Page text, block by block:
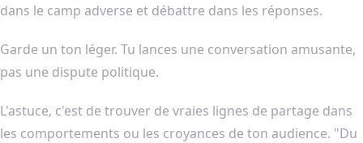
dans le camp adverse et débattre dans les réponses.
Garde un ton léger. Tu lances une conversation amusante,
pas une dispute politique.
L'astuce, c'est de trouver de vraies lignes de partage dans
les comportements ou les croyances de ton audience. "Du